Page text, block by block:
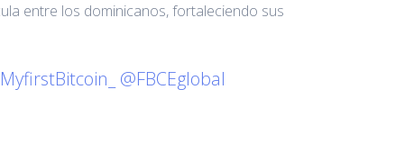
entre los dominicanos, fortaleciendo sus
@FBCEglobal